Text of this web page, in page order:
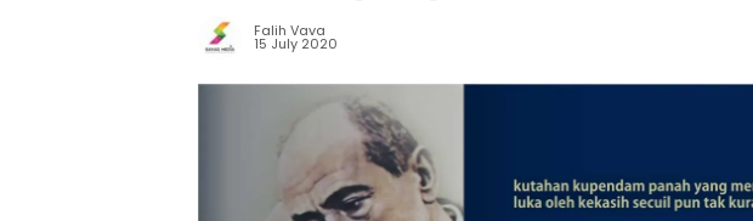
Falih Vava
15 July 2020